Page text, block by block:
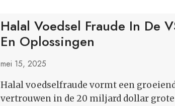
VOOR
UITDAGINGEN
GAZA
Halal Voedsel Fraude In De
En Oplossingen
mei 15, 2025
Halal voedselfraude vormt een
vertrouwen in de 20 miljard dollar